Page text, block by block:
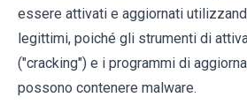
essere attivati e aggiornati
legittimi, poiché gli strumenti di
("cracking") e i programmi di
possono contenere malware.